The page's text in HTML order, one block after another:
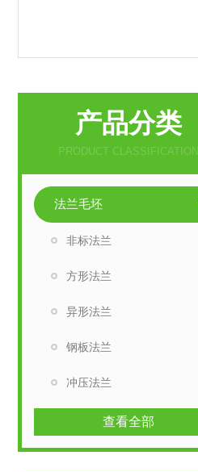
产品分类
PRODUCT CLASSIFICATION
法兰毛坯
非标法兰
方形法兰
异形法兰
钢板法兰
冲压法兰
查看全部